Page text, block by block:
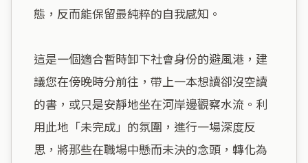
態，反而能保留最純粹的自我感知。
這是一個適合暫時卸下社會身份的避風港，建
議您在傍晚時分前往，帶上一本想讀卻沒空讀
的書，或只是安靜地坐在河岸邊觀察水流。利
用此地「未完成」的氛圍，進行一場深度反
思，將那些在職場中懸而未決的念頭，轉化為